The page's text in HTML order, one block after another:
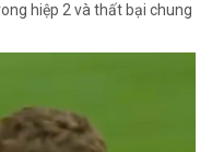
hiệp 2 và thất bại chung